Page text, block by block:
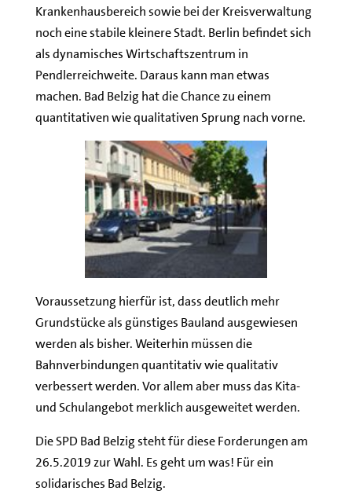
Krankenhausbereich sowie bei der Kreisverwaltung
noch eine stabile kleinere Stadt. Berlin befindet sich
als dynamisches Wirtschaftszentrum in
Pendlerreichweite. Daraus kann man etwas
machen. Bad Belzig hat die Chance zu einem
quantitativen wie qualitativen Sprung nach vorne.
Voraussetzung hierfür ist, dass deutlich mehr
Grundstücke als günstiges Bauland ausgewiesen
werden als bisher. Weiterhin müssen die
Bahnverbindungen quantitativ wie qualitativ
verbessert werden. Vor allem aber muss das Kita-
und Schulangebot merklich ausgeweitet werden.
Die SPD Bad Belzig steht für diese Forderungen am
26.5.2019 zur Wahl. Es geht um was! Für ein
solidarisches Bad Belzig.